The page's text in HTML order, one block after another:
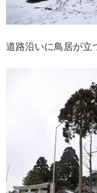
道路沿いに鳥居が立